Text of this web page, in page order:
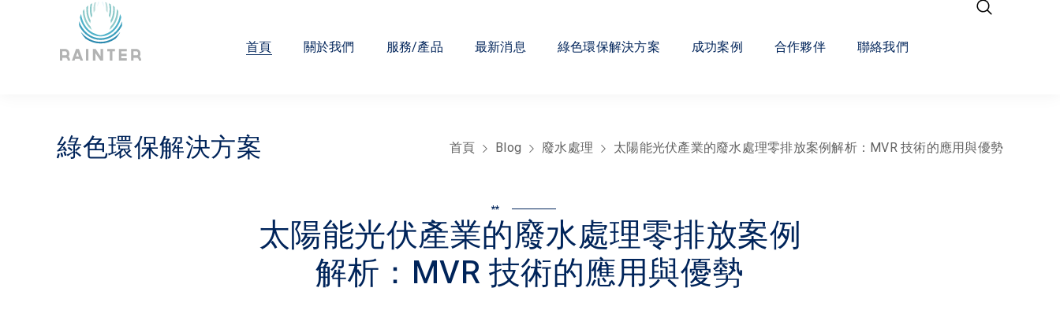
首頁 關於我們 服務/產品 最新消息 綠色環保解決方案 成功案例 合作夥伴 聯絡我們
綠色環保解決方案 首頁 Blog 廢水處理 太陽能光伏產業的廢水處理零排放案例解析：MVR 技術的應用與優勢
**
太陽能光伏產業的廢水處理零排放案例
解析：MVR 技術的應用與優勢